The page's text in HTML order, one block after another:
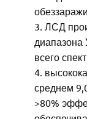
ЛСД
всего
среднем
>80%